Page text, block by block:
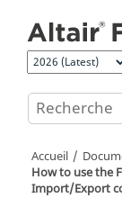
Accueil
How to use the
Import/Export